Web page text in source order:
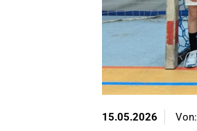
15.05.2026 Von: